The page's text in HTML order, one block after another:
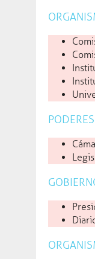
Trámites y
Síguenos en
Programas
Conoce Coahuila
Entérate
Historial
Fotogalerías